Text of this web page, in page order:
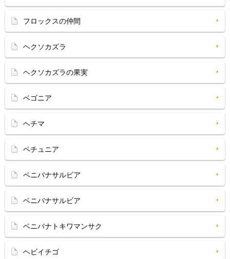
フロックスの仲間
ヘクソカズラ
ヘクソカズラの果実
ベゴニア
ヘチマ
ペチュニア
ベニバナサルビア
ベニバナサルビア
ベニバナトキワマンサク
ヘビイチゴ